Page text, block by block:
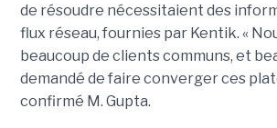
de résoudre nécessitaient des
flux réseau, fournies par Kentik. «
beaucoup de clients communs, et
demandé de faire converger ces
confirmé M. Gupta.